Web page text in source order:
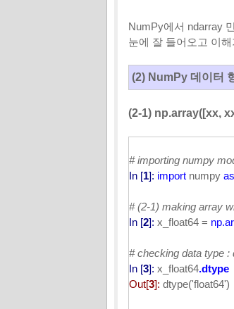
NumPy에서 ndarray
눈에 잘 들어오고 이
(2) NumPy 데이터
(2-1) np.array([xx,
# importing numpy
In [1]: import numpy as
# (2-1) making array
In [2]: x_float64 =
# checking data type :
In [3]: x_float64.dtype
Out[3]: dtype('float64')